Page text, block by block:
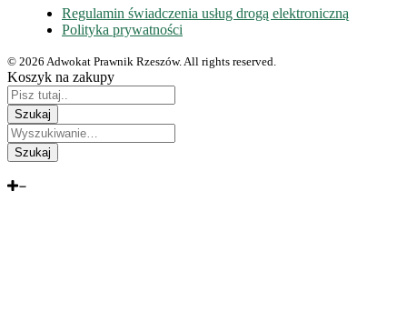
Regulamin świadczenia usług drogą elektroniczną
Polityka prywatności
© 2026 Adwokat Prawnik Rzeszów. All rights reserved.
Koszyk na zakupy